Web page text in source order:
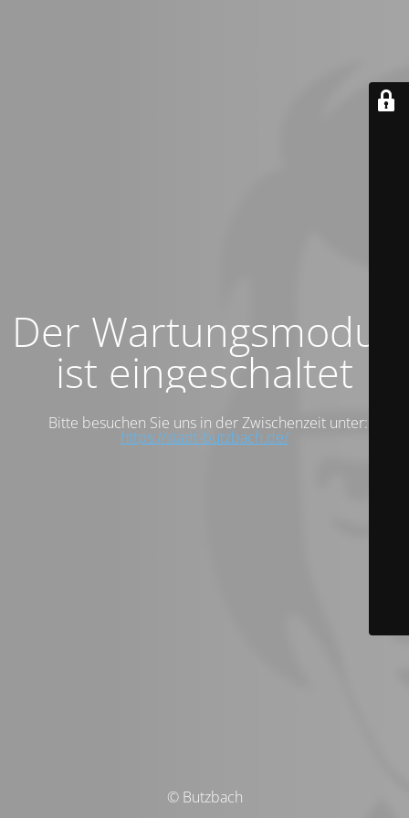
Der Wartungsmodus
ist eingeschaltet
Bitte besuchen Sie uns in der Zwischenzeit unter:
https://stadt-butzbach.de/
© Butzbach